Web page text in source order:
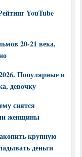
YouTube
20-21 века,
Популярные и
девочку
снятся
женщины
крупную
деньги